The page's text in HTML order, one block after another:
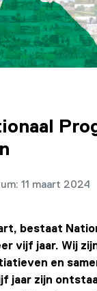
11 maart 2024
bestaat
vijf jaar. Wij
en
jaar zijn